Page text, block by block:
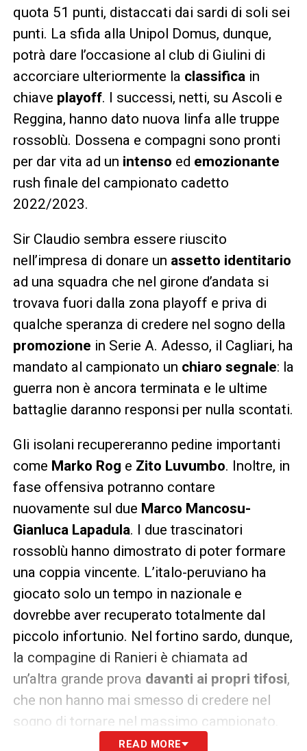
quota 51 punti, distaccati dai sardi di soli sei
punti. La sfida alla Unipol Domus, dunque,
potrà dare l’occasione al club di Giulini di
accorciare ulteriormente la classifica in
chiave playoff. I successi, netti, su Ascoli e
Reggina, hanno dato nuova linfa alle truppe
rossoblù. Dossena e compagni sono pronti
per dar vita ad un intenso ed emozionante
rush finale del campionato cadetto
2022/2023.
Sir Claudio sembra essere riuscito
nell’impresa di donare un assetto identitario
ad una squadra che nel girone d’andata si
trovava fuori dalla zona playoff e priva di
qualche speranza di credere nel sogno della
promozione in Serie A. Adesso, il Cagliari, ha
mandato al campionato un chiaro segnale: la
guerra non è ancora terminata e le ultime
battaglie daranno responsi per nulla scontati.
Gli isolani recupereranno pedine importanti
come Marko Rog e Zito Luvumbo. Inoltre, in
fase offensiva potranno contare
nuovamente sul due Marco Mancosu-
Gianluca Lapadula. I due trascinatori
rossoblù hanno dimostrato di poter formare
una coppia vincente. L’italo-peruviano ha
giocato solo un tempo in nazionale e
dovrebbe aver recuperato totalmente dal
piccolo infortunio. Nel fortino sardo, dunque,
la compagine di Ranieri è chiamata ad
un’altra grande prova davanti ai propri tifosi,
che non hanno mai smesso di credere nel
sogno di tornare nel massimo campionato.
READ MORE